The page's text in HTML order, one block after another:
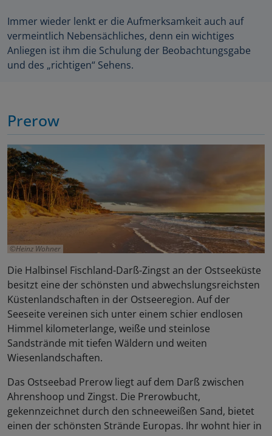
Immer wieder lenkt er die Aufmerksamkeit auch auf
vermeintlich Nebensächliches, denn ein wichtiges
Anliegen ist ihm die Schulung der Beobachtungsgabe
und des „richtigen“ Sehens.
Prerow
Heinz Wohner
Die Halbinsel Fischland-Darß-Zingst an der Ostseeküste
besitzt eine der schönsten und abwechslungsreichsten
Küstenlandschaften in der Ostseeregion. Auf der
Seeseite vereinen sich unter einem schier endlosen
Himmel kilometerlange, weiße und steinlose
Sandstrände mit tiefen Wäldern und weiten
Wiesenlandschaften.
Das Ostseebad Prerow liegt auf dem Darß zwischen
Ahrenshoop und Zingst. Die Prerowbucht,
gekennzeichnet durch den schneeweißen Sand, bietet
einen der schönsten Strände Europas. Ihr wohnt hier in